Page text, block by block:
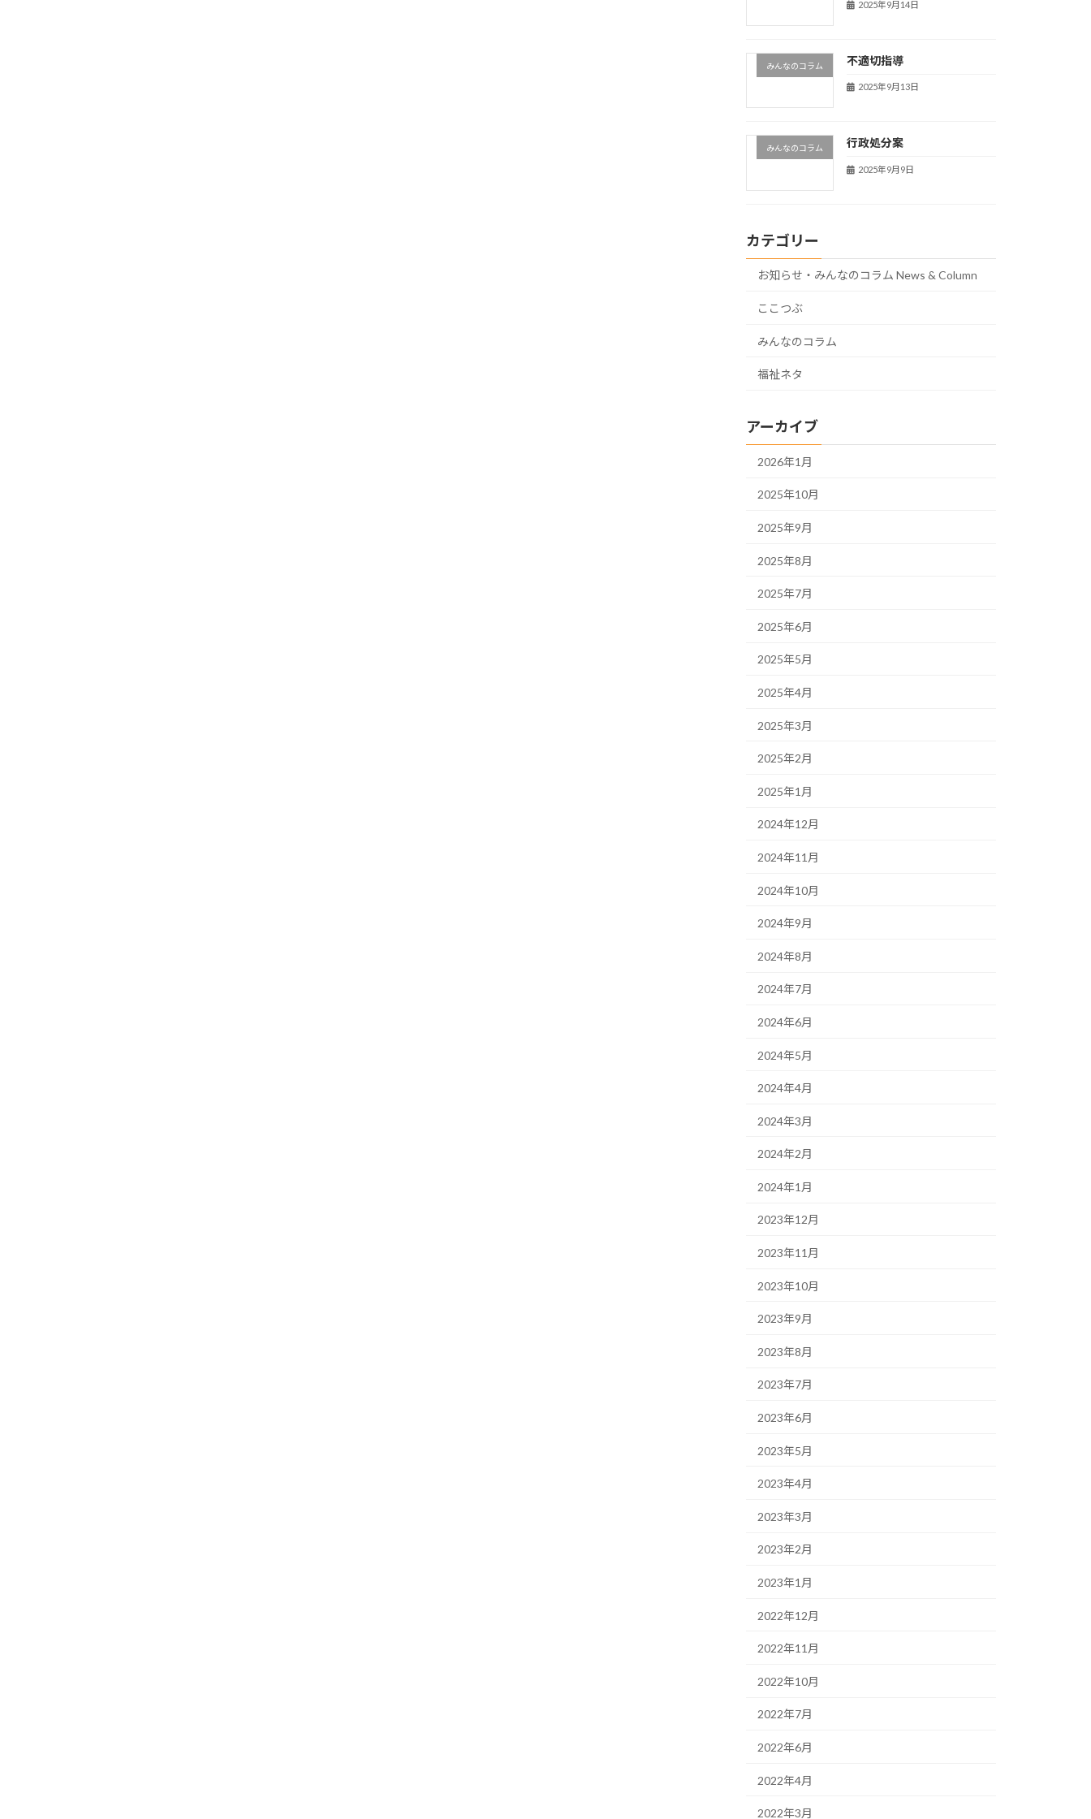
2025年9月14日
みんなのコラム 不適切指導
2025年9月13日
みんなのコラム 行政処分案
2025年9月9日
カテゴリー
お知らせ・みんなのコラム News & Column
ここつぶ
みんなのコラム
福祉ネタ
アーカイブ
2026年1月
2025年10月
2025年9月
2025年8月
2025年7月
2025年6月
2025年5月
2025年4月
2025年3月
2025年2月
2025年1月
2024年12月
2024年11月
2024年10月
2024年9月
2024年8月
2024年7月
2024年6月
2024年5月
2024年4月
2024年3月
2024年2月
2024年1月
2023年12月
2023年11月
2023年10月
2023年9月
2023年8月
2023年7月
2023年6月
2023年5月
2023年4月
2023年3月
2023年2月
2023年1月
2022年12月
2022年11月
2022年10月
2022年7月
2022年6月
2022年4月
2022年3月